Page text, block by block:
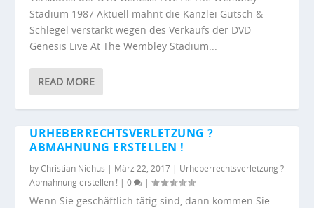
Stadium 1987 Aktuell mahnt die Kanzlei Gutsch &
Schlegel verstärkt wegen des Verkaufs der DVD
Genesis Live At The Wembley Stadium...
READ MORE
URHEBERRECHTSVERLETZUNG ?
ABMAHNUNG ERSTELLEN !
byChristian Niehus | März 22, 2017 | Urheberrechtsverletzung ?
Abmahnung erstellen ! |0 |
Wenn Sie geschäftlich tätig sind, dann kommen Sie